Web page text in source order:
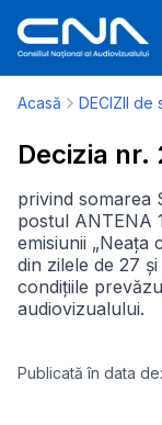
Acasă DECIZII de
Decizia nr.
privind somarea
postul ANTENA
emisiunii „Neața
din zilele de 27
condițiile
audiovizualului.
Publicată în data de: